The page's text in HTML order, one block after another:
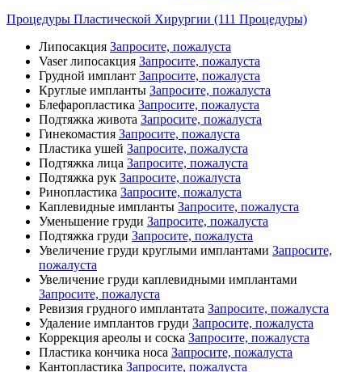
Процедуры Пластической Хирургии (111 Процедуры)
Липосакция Запросите, пожалуста
Vaser липосакция Запросите, пожалуста
Грудной имплант Запросите, пожалуста
Круглые импланты Запросите, пожалуста
Блефаропластика Запросите, пожалуста
Подтяжка живота Запросите, пожалуста
Гинекомастия Запросите, пожалуста
Пластика ушей Запросите, пожалуста
Подтяжка лица Запросите, пожалуста
Подтяжка рук Запросите, пожалуста
Ринопластика Запросите, пожалуста
Каплевидные импланты Запросите, пожалуста
Уменьшение груди Запросите, пожалуста
Подтяжка груди Запросите, пожалуста
Увеличение груди круглыми имплантами Запросите,
пожалуста
Увеличение груди каплевидными имплантами
Запросите, пожалуста
Ревизия грудного имплантата Запросите, пожалуста
Удаление имплантов груди Запросите, пожалуста
Коррекция ареолы и соска Запросите, пожалуста
Пластика кончика носа Запросите, пожалуста
Кантопластика Запросите, пожалуста